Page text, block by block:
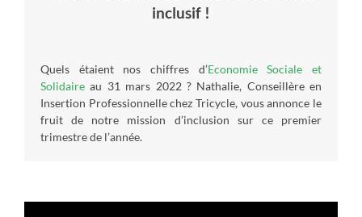
inclusif !
Quels étaient nos chiffres d’Economie Sociale et
Solidaire au 31 mars 2022 ? Nathalie, Conseillère en
Insertion Professionnelle chez Tricycle, vous annonce le
fruit de notre mission d’inclusion sur ce premier
trimestre de l’année.